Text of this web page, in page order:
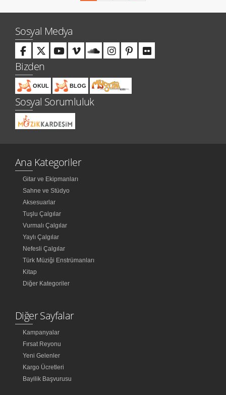
Sosyal Medya
Bizden
OKUL BLOG
Sosyal Sorumluluk
Ana Kategoriler
Gitar ve Ekipmanları
Sahne ve Stüdyo
Aksesuarlar
Tuşlu Çalgılar
Vurmalı Çalgılar
Yaylı Çalgılar
Nefesli Çalgılar
Türk Müziği Enstrümanları
Kitap
Diğer Kategoriler
Diğer Sayfalar
Kampanyalar
Fırsat Reyonu
Yeni Gelenler
Kargo Ücretleri
Bayilik Başvurusu